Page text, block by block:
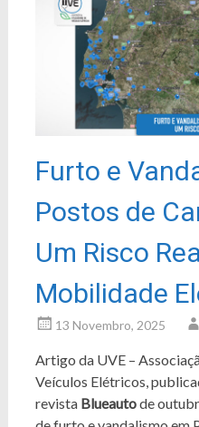
Furto e
Postos de
Um Risco
Mobilidade
13 Novembro, 2025
Artigo da UVE –
Veículos Elétricos,
revista Blueautode